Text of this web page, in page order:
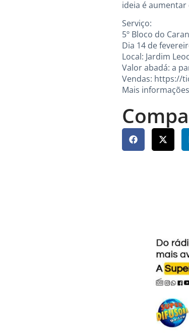
ideia é
Serviço:
5º Bloco do
Dia 14 de
Local: Jardim
Valor abadá: a
Vendas: https://
Mais